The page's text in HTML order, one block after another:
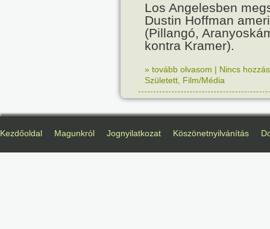
Los Angelesben
Dustin Hoffman
(Pillangó,
kontra Kramer).
» tovább olvasom | Nincs
Született Film/Média
Kezdőoldal Magunkról Jognyilatkozat Köszönetnyilvánítás